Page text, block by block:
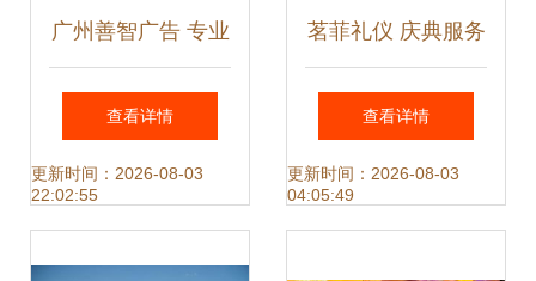
广州善智广告 专业
礼仪庆典服务与公
关传播的领航者
查看详情
更新时间：2026-08-03
22:02:55
茗菲礼仪 庆典服务
中的文化传承与仪
式之美
查看详情
更新时间：2026-08-03
04:05:49